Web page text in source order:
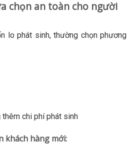
chọn an toàn cho người
lo phát sinh, thường chọn phương
chi phí phát sinh
khách hàng mới: